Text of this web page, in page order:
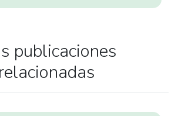
publicaciones
relacionadas